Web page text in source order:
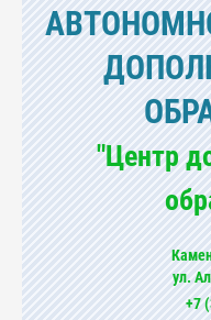
"Центр
ул.
+7